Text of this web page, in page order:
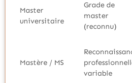
Master
universitaire
Grade de
master
(reconnu)
Mastère / MS
variable